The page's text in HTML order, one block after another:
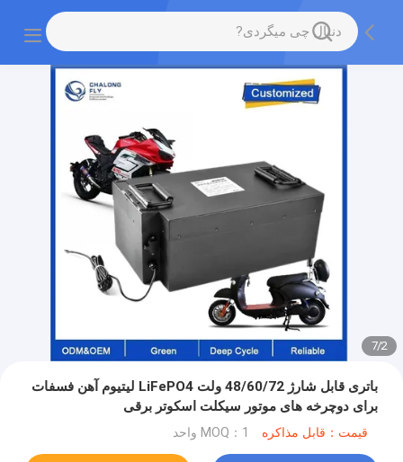
2
/
7
باتری قابل شارژ 48/60/72 ولت LiFePO4 لیتیوم آهن فسفات
برای دوچرخه های موتور سیکلت اسکوتر برقی
قیمت：قابل مذاکره MOQ：1 واحد